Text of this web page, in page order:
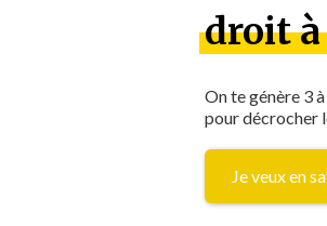
droit
On te génère 3
pour décrocher
Je veux en